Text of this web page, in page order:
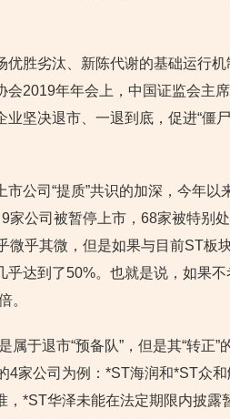
优胜劣汰、新陈代谢的基础运行
会2019年年会上，中国证监会主
坚决退市、一退到底，促进“僵尸
公司“提质”共识的加深，今年以
家公司被暂停上市，68家被特别
微乎其微，但是如果与目前ST板
达到了50%。也就是说，如果不
。
于退市“预备队”，但是其“转正”
4家公司为例：*ST海润和*ST众
，*ST华泽未能在法定期限内披露